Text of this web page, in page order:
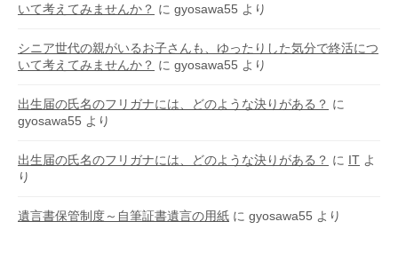
いて考えてみませんか？ に gyosawa55 より
シニア世代の親がいるお子さんも、ゆったりした気分で終活につ
いて考えてみませんか？ に gyosawa55 より
出生届の氏名のフリガナには、どのような決りがある？ に
gyosawa55 より
出生届の氏名のフリガナには、どのような決りがある？ に IT よ
り
遺言書保管制度～自筆証書遺言の用紙 に gyosawa55 より